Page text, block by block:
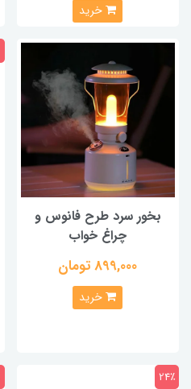
خرید
بخور سرد طرح فانوس و
چراغ خواب
899,000 تومان
خرید
24٪